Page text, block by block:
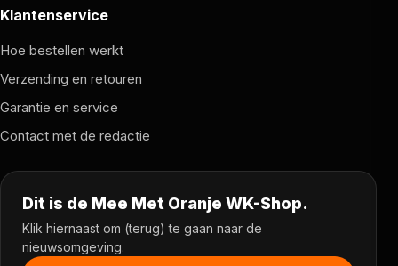
Klantenservice
Hoe bestellen werkt
Verzending en retouren
Garantie en service
Contact met de redactie
Dit is de Mee Met Oranje WK-Shop.
Klik hiernaast om (terug) te gaan naar de
nieuwsomgeving.